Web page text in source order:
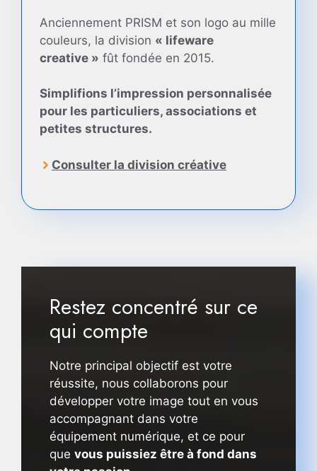
Anciennement PRISM et son logo au mille
couleurs, la division « lifeware
creative » fût fondée en 2015.
Simplifions l’impression personnalisée
pour les particuliers, associations et
petites structures.
Consulter la division créative
Restez concentré sur ce
qui compte
Notre principal objectif est votre
réussite, nous collaborons pour
développer votre image tout en vous
accompagnant dans votre
équipement numérique, et ce pour
que vous puissiez être à fond dans